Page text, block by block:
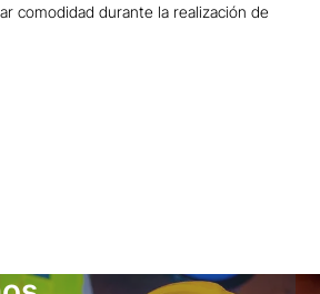
comodidad durante la realización de